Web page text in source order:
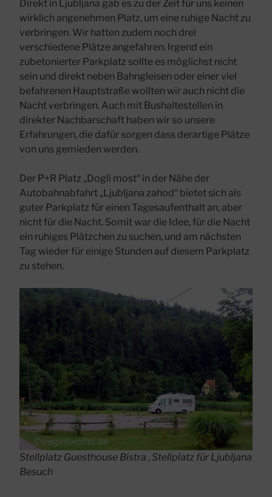
Nacht
Direkt in Ljubljana gab es zu der Zeit für uns keinen
wirklich angenehmen Platz, um eine ruhige Nacht zu
verbringen. Wir hatten zudem noch drei
verschiedene Plätze angefahren. Irgend ein
zubetonierter Parkplatz sollte es möglichst nicht
sein und direkt neben Bahngleisen oder einer viel
befahrenen Hauptstraße wollten wir auch nicht die
Nacht verbringen. Auch mit Bushaltestellen in
direkter Nachbarschaft haben wir so unsere
Erfahrungen, die dafür sorgen dass derartige Plätze
von uns gemieden werden.
Der P+R Platz „Dogli most“ in der Nähe der
Autobahnabfahrt „Ljubljana zahod“ bietet sich als
guter Parkplatz für einen Tagesaufenthalt an, aber
nicht für die Nacht. Somit war die Idee, für die Nacht
ein ruhiges Plätzchen zu suchen, und am nächsten
Tag wieder für einige Stunden auf diesem Parkplatz
zu stehen.
Stellplatz Guesthouse Bistra , Stellplatz für Ljubljana
Besuch